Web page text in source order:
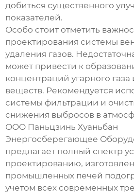
добиться существенного
показателей.
Особо стоит отметить
проектирования системы
удаления газов.
может привести к
концентраций угарного
веществ. Рекомендуется
системы фильтрации и
снижения выбросов в
ООО Паньцзинь Хуаньбан
Энергосберегающее
предлагает полный спектр
проектированию,
промышленных печей
учетом всех современных